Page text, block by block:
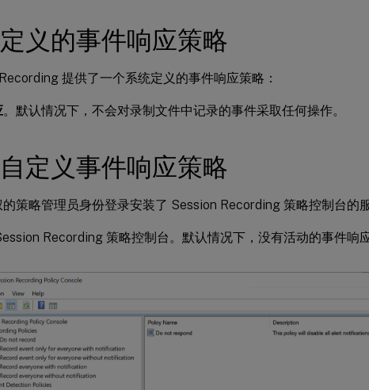
义的事件响应策略
提供了一个系统定义的事件响应策略：
。默认情况下，不会对录制文件中记录的事件采取任何操作。
定义事件响应策略
的策略管理员身份登录安装了 Session Recording 策略控制台的服
Recording 策略控制台。默认情况下，没有活动的事件响应